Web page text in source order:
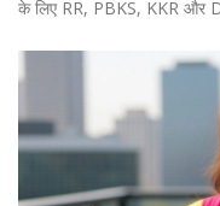
के लिए RR, PBKS, KKR और